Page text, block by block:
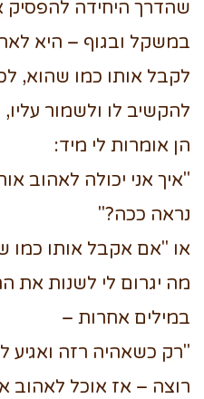
שהדרך היחידה
במשקל ובגוף – היא
לקבל אותו כמו שהוא,
להקשיב לו ולשמור עליו,
הן אומרות לי מיד:
"איך אני יכולה לאהוב
נראה ככה?"
או "אם אקבל אותו כמו
מה יגרום לי לשנות את
במילים אחרות –
"רק כשאהיה רזה ואגיע
רוצה – אז אוכל לאהוב